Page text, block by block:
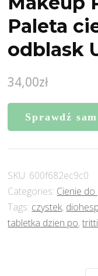
Paleta
odblask
34,00zł
Sprawdź
SKU: 600f682ec9c0
Categories: Cienie
Tags: czystek,
tabletka dzien po,